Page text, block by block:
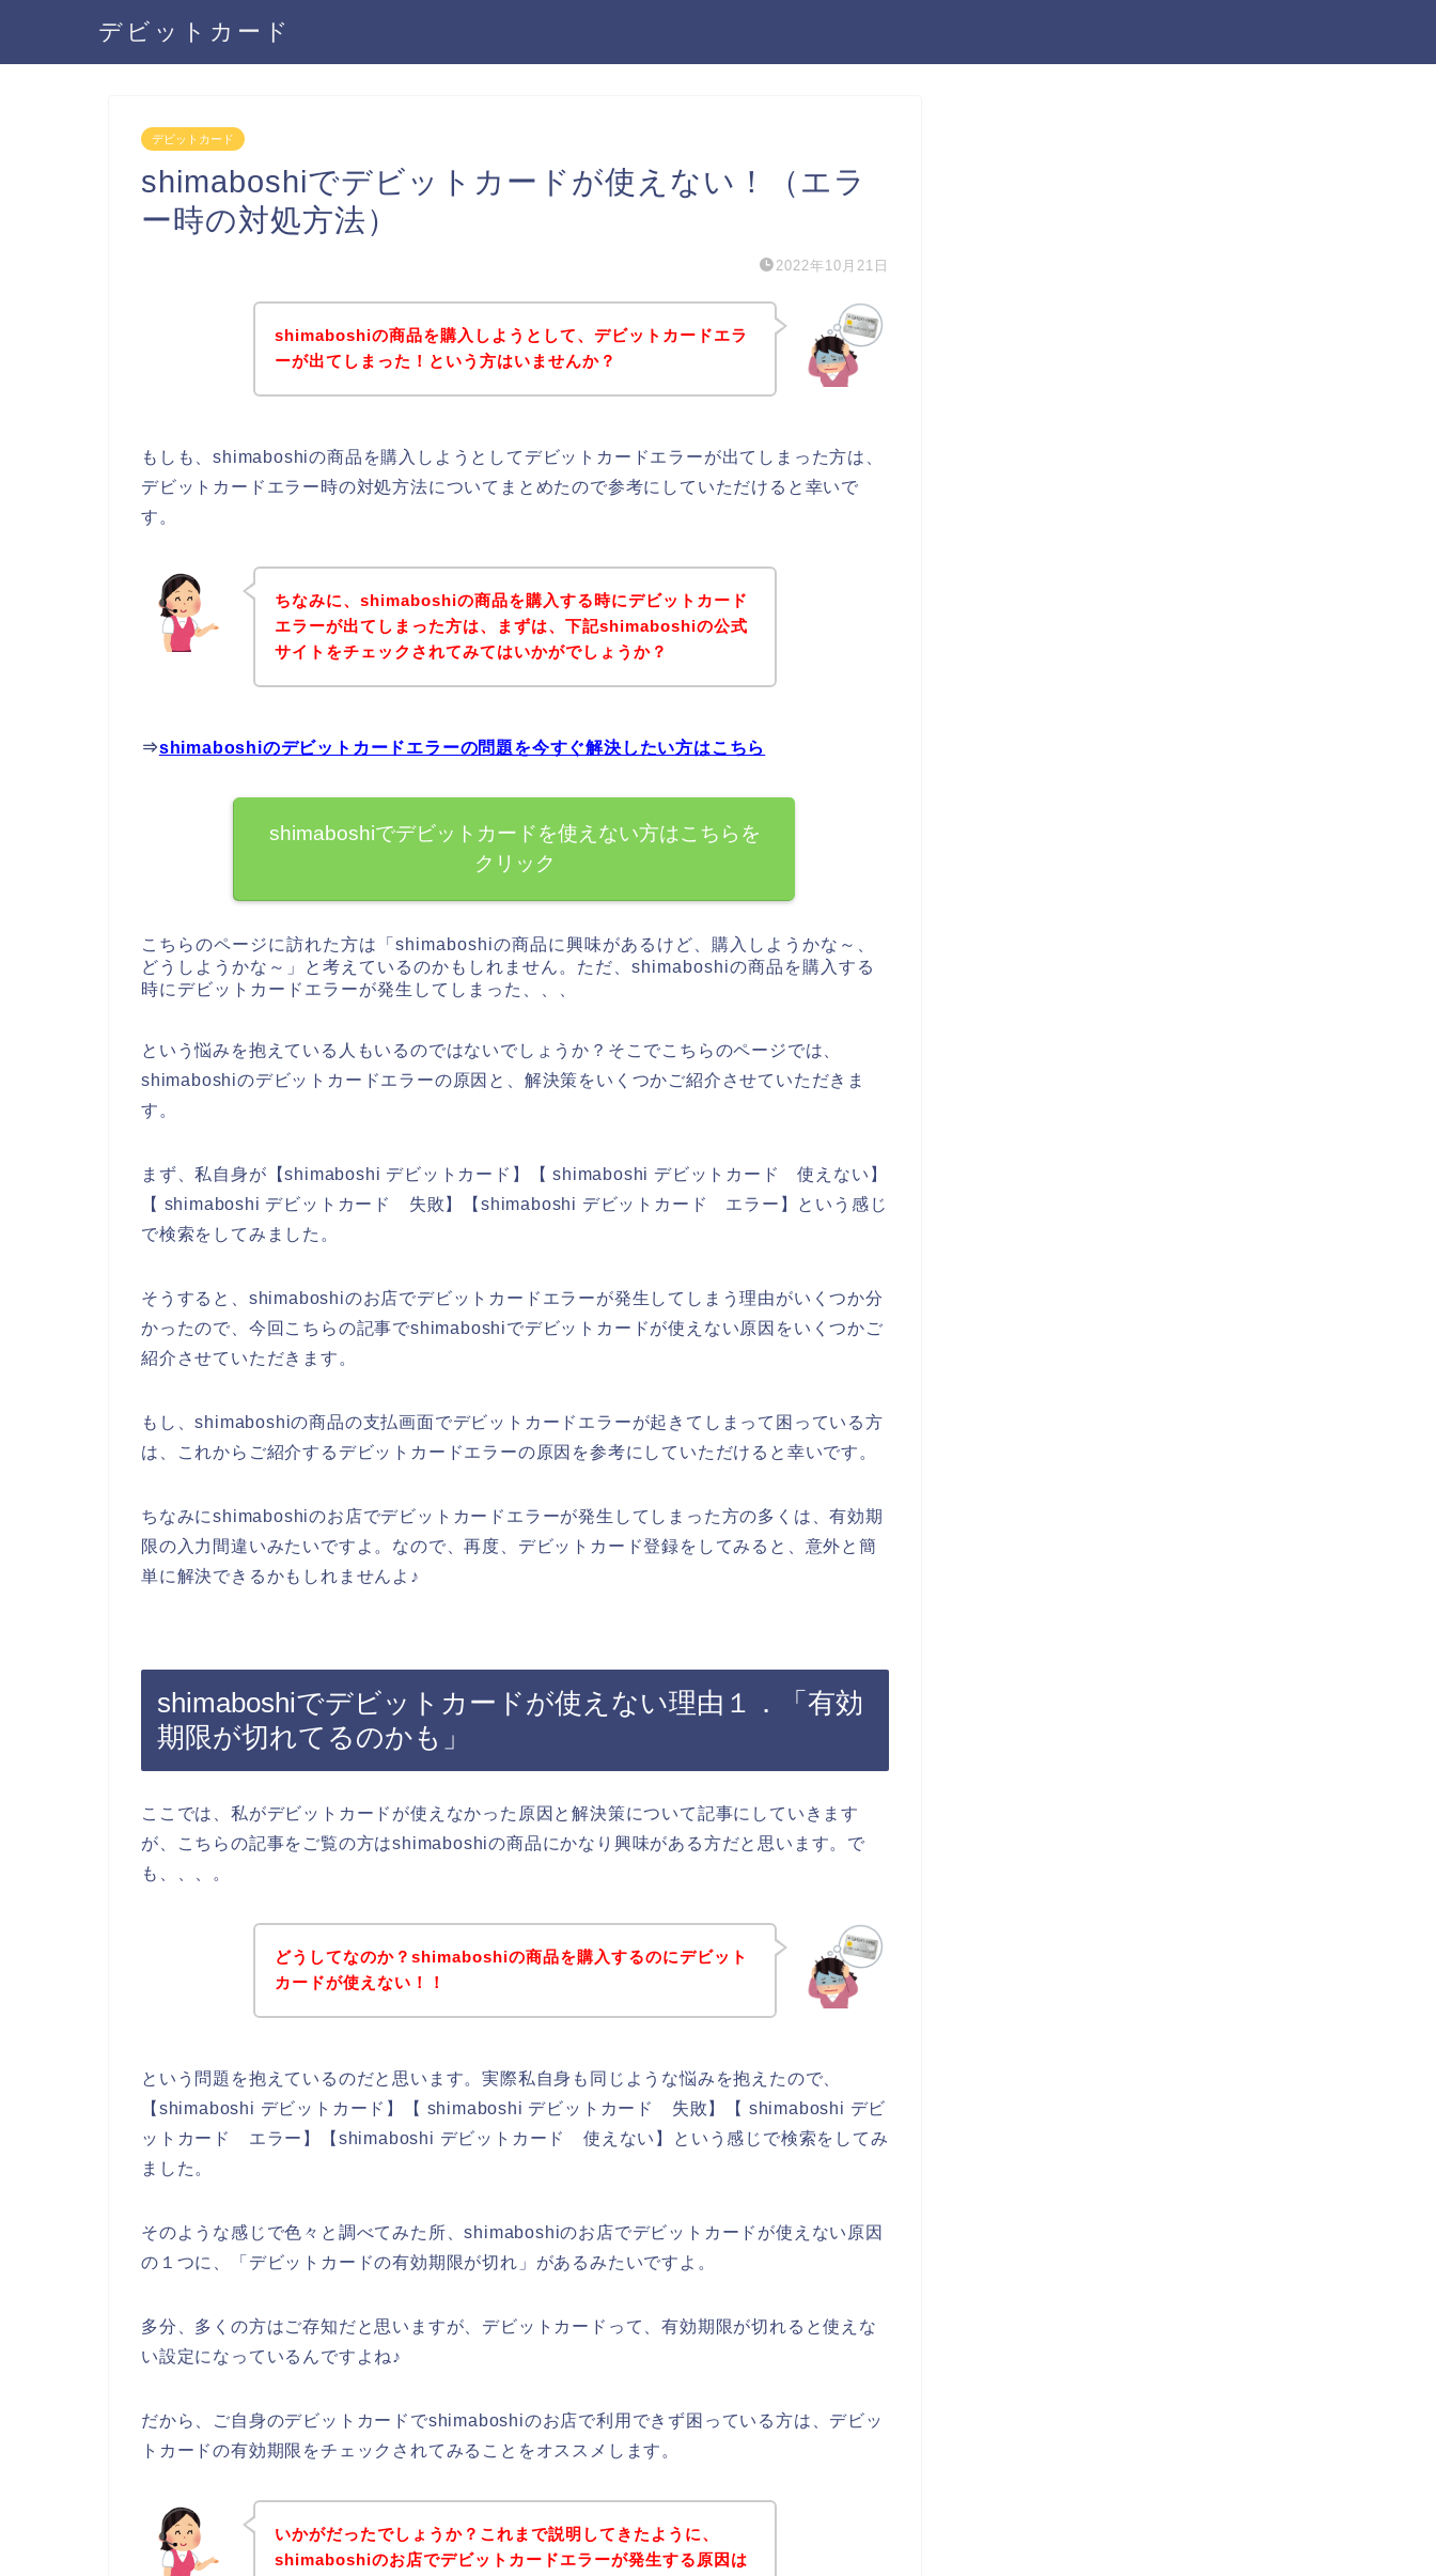
デビットカード
デビットカード
shimaboshiでデビットカードが使えない！（エラ
ー時の対処方法）
2022年10月21日
shimaboshiの商品を購入しようとして、デビットカードエラ
ーが出てしまった！という方はいませんか？
もしも、shimaboshiの商品を購入しようとしてデビットカードエラーが出てしまった方は、
デビットカードエラー時の対処方法についてまとめたので参考にしていただけると幸いで
す。
ちなみに、shimaboshiの商品を購入する時にデビットカード
エラーが出てしまった方は、まずは、下記shimaboshiの公式
サイトをチェックされてみてはいかがでしょうか？
⇒shimaboshiのデビットカードエラーの問題を今すぐ解決したい方はこちら
shimaboshiでデビットカードを使えない方はこちらを
クリック
こちらのページに訪れた方は「shimaboshiの商品に興味があるけど、購入しようかな～、
どうしようかな～」と考えているのかもしれません。ただ、shimaboshiの商品を購入する
時にデビットカードエラーが発生してしまった、、、
という悩みを抱えている人もいるのではないでしょうか？そこでこちらのページでは、
shimaboshiのデビットカードエラーの原因と、解決策をいくつかご紹介させていただきま
す。
まず、私自身が【shimaboshi デビットカード】【 shimaboshi デビットカード 使えない】
【 shimaboshi デビットカード 失敗】【shimaboshi デビットカード エラー】という感じ
で検索をしてみました。
そうすると、shimaboshiのお店でデビットカードエラーが発生してしまう理由がいくつか分
かったので、今回こちらの記事でshimaboshiでデビットカードが使えない原因をいくつかご
紹介させていただきます。
もし、shimaboshiの商品の支払画面でデビットカードエラーが起きてしまって困っている方
は、これからご紹介するデビットカードエラーの原因を参考にしていただけると幸いです。
ちなみにshimaboshiのお店でデビットカードエラーが発生してしまった方の多くは、有効期
限の入力間違いみたいですよ。なので、再度、デビットカード登録をしてみると、意外と簡
単に解決できるかもしれませんよ♪
shimaboshiでデビットカードが使えない理由１．「有効
期限が切れてるのかも」
ここでは、私がデビットカードが使えなかった原因と解決策について記事にしていきます
が、こちらの記事をご覧の方はshimaboshiの商品にかなり興味がある方だと思います。で
も、、、。
どうしてなのか？shimaboshiの商品を購入するのにデビット
カードが使えない！！
という問題を抱えているのだと思います。実際私自身も同じような悩みを抱えたので、
【shimaboshi デビットカード】【 shimaboshi デビットカード 失敗】【 shimaboshi デビ
ットカード エラー】【shimaboshi デビットカード 使えない】という感じで検索をしてみ
ました。
そのような感じで色々と調べてみた所、shimaboshiのお店でデビットカードが使えない原因
の１つに、「デビットカードの有効期限が切れ」があるみたいですよ。
多分、多くの方はご存知だと思いますが、デビットカードって、有効期限が切れると使えな
い設定になっているんですよね♪
だから、ご自身のデビットカードでshimaboshiのお店で利用できず困っている方は、デビッ
トカードの有効期限をチェックされてみることをオススメします。
いかがだったでしょうか？これまで説明してきたように、
shimaboshiのお店でデビットカードエラーが発生する原因は